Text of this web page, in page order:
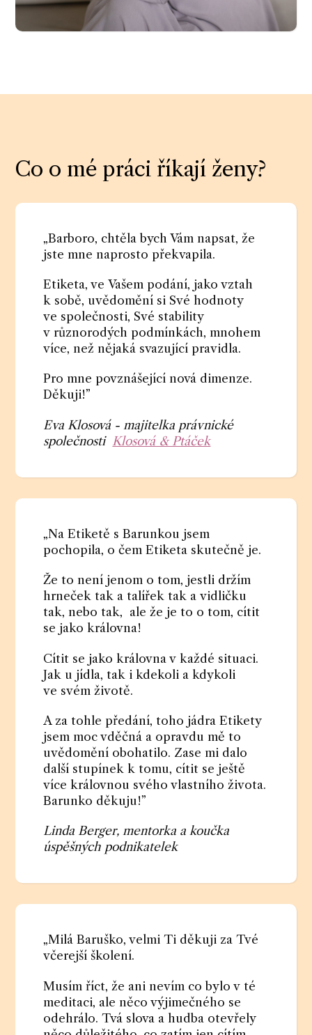
Co o mé práci říkají ženy?
„Barboro, chtěla bych Vám napsat, že
jste mne naprosto překvapila.
Etiketa, ve Vašem podání, jako vztah
k sobě, uvědomění si Své hodnoty
ve společnosti, Své stability
v různorodých podmínkách, mnohem
více, než nějaká svazující pravidla.
Pro mne povznášející nová dimenze.
Děkuji!”
Eva Klosová - majitelka právnické
společnosti Klosová & Ptáček
„Na Etiketě s Barunkou jsem
pochopila, o čem Etiketa skutečně je.
Že to není jenom o tom, jestli držím
hrneček tak a talířek tak a vidličku
tak, nebo tak, ale že je to o tom, cítit
se jako královna!
Cítit se jako královna v každé situaci.
Jak u jídla, tak i kdekoli a kdykoli
ve svém životě.
A za tohle předání, toho jádra Etikety
jsem moc vděčná a opravdu mě to
uvědomění obohatilo. Zase mi dalo
další stupínek k tomu, cítit se ještě
více královnou svého vlastního života.
Barunko děkuju!”
Linda Berger, mentorka a koučka
úspěšných podnikatelek
„Milá Baruško, velmi Ti děkuji za Tvé
včerejší školení.
Musím říct, že ani nevím co bylo v té
meditaci, ale něco výjimečného se
odehrálo. Tvá slova a hudba otevřely